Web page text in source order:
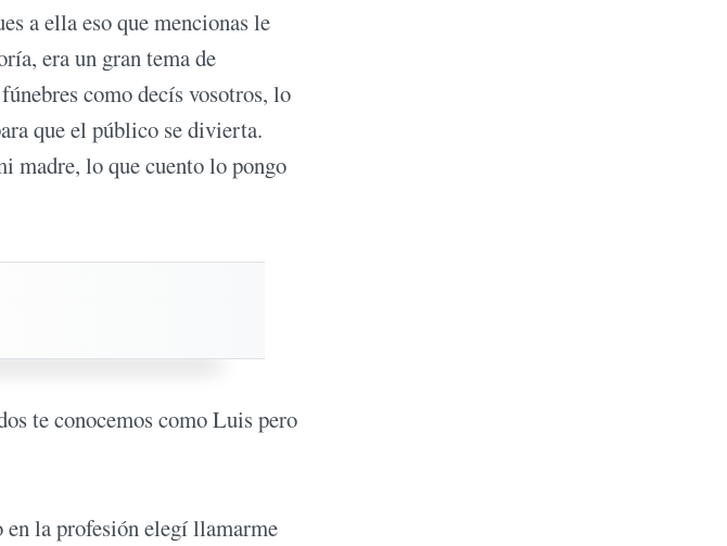
a ella eso que mencionas le
era un gran tema de
como decís vosotros, lo
que el público se divierta.
madre, lo que cuento lo pongo
te conocemos como Luis pero
en la profesión elegí llamarme